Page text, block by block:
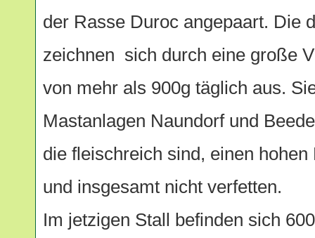
der Rasse Duroc angepaart. Die
zeichnen sich durch eine große
von mehr als 900g täglich aus.
Mastanlagen Naundorf und
die fleischreich sind, einen
und insgesamt nicht verfetten.
Im jetzigen Stall befinden sich